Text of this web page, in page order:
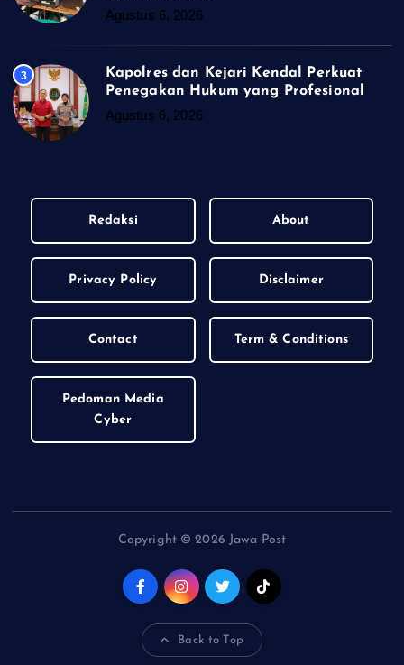
Agustus 6, 2026
3
Kapolres dan Kejari Kendal Perkuat
Penegakan Hukum yang Profesional
Agustus 6, 2026
Redaksi About
Privacy Policy Disclaimer
Contact Term & Conditions
Pedoman Media
Cyber
Copyright © 2026 Jawa Post
Back to Top